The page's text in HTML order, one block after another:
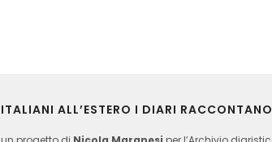
ITALIANI ALL’ESTERO I DIARI RACCONTANO